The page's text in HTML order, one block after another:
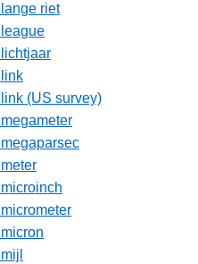
riet
(US survey)